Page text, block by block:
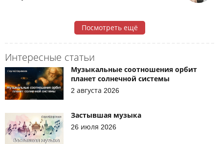
Посмотреть ещё
Интересные статьи
Музыкальные соотношения орбит
планет солнечной системы
2 августа 2026
Застывшая музыка
26 июля 2026